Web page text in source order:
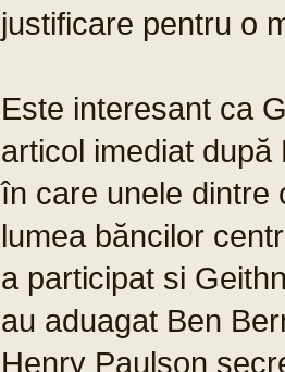
justificare pentru o
Este interesant ca
articol imediat
în care unele dintre
lumea băncilor
a participat si
au aduagat Ben
Henry Paulson